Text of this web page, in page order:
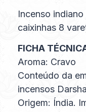
Incenso
caixinhas 8
FICHA
Aroma: Cravo
Conteúdo da
incensos
Origem: Índia.